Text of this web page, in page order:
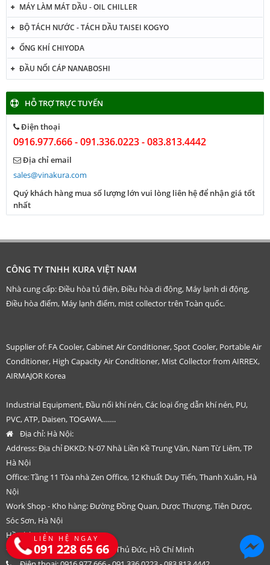
MÁY LÀM MÁT DẦU - OIL CHILLER
BỘ TÁCH NƯỚC - TÁCH DẦU TAISEI KOGYO
ỐNG KHÍ CHIYODA
ĐẦU NỐI CÁP NANABOSHI
HỖ TRỢ TRỰC TUYẾN
Điện thoại
0916.977.666 - 091.336.0223 - 083.813.4442
Địa chỉ email
sales@vinakura.com
Quý khách hàng mua số lượng lớn vui lòng liên hệ để nhận giá tốt
nhất
CÔNG TY TNHH KURA VIỆT NAM
Nhà cung cấp: Điều hòa tủ điện, Điều hòa di động, Máy lạnh di động,
Điều hòa điểm, Máy lạnh điểm, mist collector trên Toàn quốc.
Supplier of: FA Cooler, Cabinet Air Conditioner, Spot Cooler, Portable Air
Conditioner, High Capacity Air Conditioner, Mist Collector from AIRREX,
AIRMAJOR Korea
Industrial Equipment, Đầu nối khí nén, Các loại ống dẫn khí nén, PU,
PVC, ATP, Daisen, TOGAWA…….
Địa chỉ: Hà Nội:
Address: Địa chỉ ĐKKD: N-07 Nhà Liền Kề Trung Văn, Nam Từ Liêm, TP
Hà Nội
Office: Tầng 11 Tòa nhà Zen Office, 12 Khuất Duy Tiến, Thanh Xuân, Hà
Nội
Work Shop - Kho hàng: Đường Đồng Quan, Dược Thượng, Tiên Dược,
Sóc Sơn, Hà Nội
Hồ Chí Minh:
+ Đường D2, Hiệp Bình Phước, Thủ Đức, Hồ Chí Minh
LIÊN HỆ NGAY
091 228 65 66